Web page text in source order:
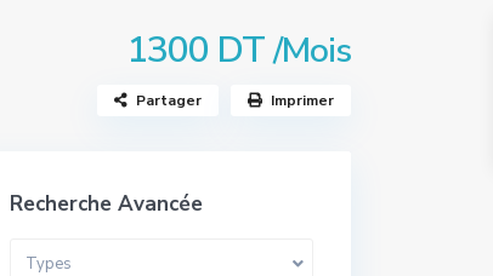
1300 DT/Mois
Partager Imprimer
Recherche Avancée
Types